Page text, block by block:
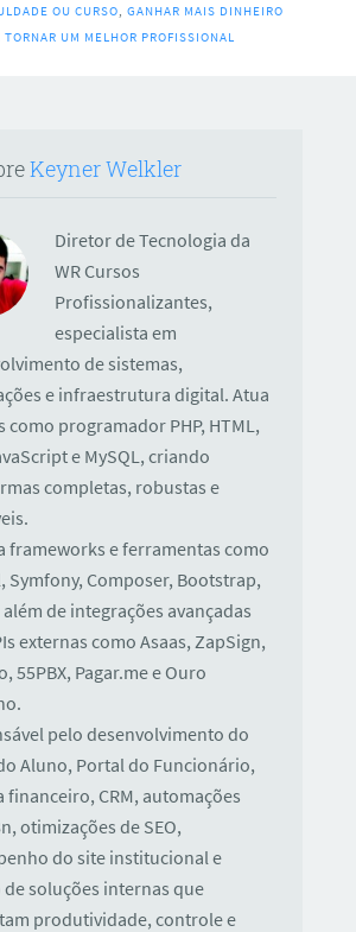
OU CURSO GANHAR MAIS DINHEIRO
TORNAR UM MELHOR PROFISSIONAL
Keyner Welkler
Diretor de Tecnologia da
WR Cursos
Profissionalizantes,
especialista em
de sistemas,
e infraestrutura digital. Atua
como programador PHP, HTML,
e MySQL, criando
completas, robustas e
frameworks e ferramentas como
Symfony, Composer, Bootstrap,
além de integrações avançadas
externas como Asaas, ZapSign,
55PBX, Pagar.me e Ouro
pelo desenvolvimento do
Aluno, Portal do Funcionário,
financeiro, CRM, automações
otimizações de SEO,
do site institucional e
de soluções internas que
produtividade, controle e